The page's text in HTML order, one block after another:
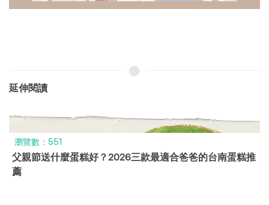
延伸閱讀
推
瀏覽數：622
2026 母親節蛋糕推薦｜提前預訂心意不遲到，精選